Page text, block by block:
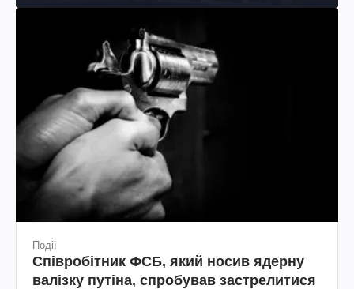
Події
Співробітник ФСБ, який носив ядерну
валізку путіна, спробував застрелитися